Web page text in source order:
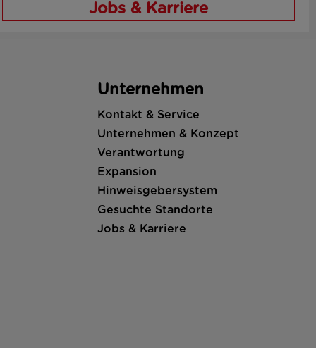
Jobs & Karriere
Unternehmen
Kontakt & Service
Unternehmen & Konzept
Verantwortung
Expansion
Hinweisgebersystem
Gesuchte Standorte
Jobs & Karriere